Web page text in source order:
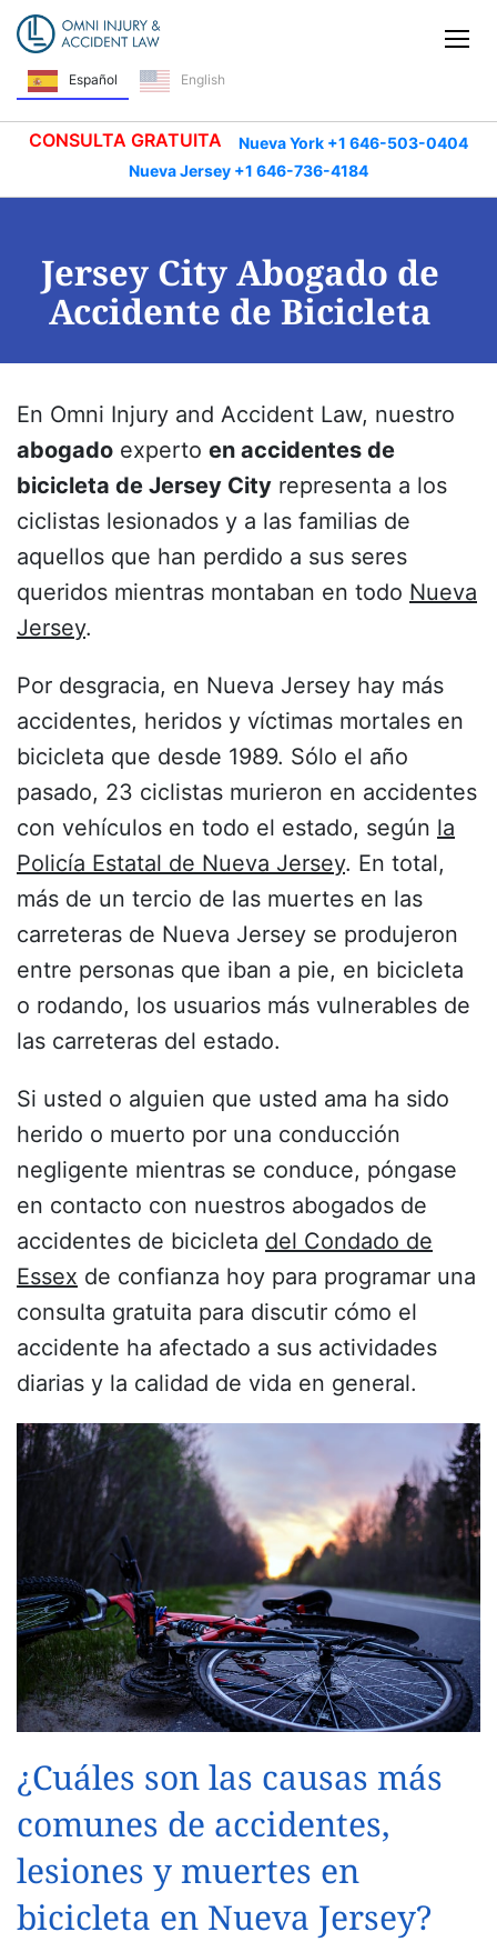
Saltar navegación
Español English
CONSULTA GRATUITA
Nueva York +1 646-503-0404
Nueva Jersey +1 646-736-4184
Jersey City Abogado de
Accidente de Bicicleta
En Omni Injury and Accident Law, nuestro
abogado experto en accidentes de
bicicleta de Jersey City representa a los
ciclistas lesionados y a las familias de
aquellos que han perdido a sus seres
queridos mientras montaban en todo Nueva
Jersey.
Por desgracia, en Nueva Jersey hay más
accidentes, heridos y víctimas mortales en
bicicleta que desde 1989. Sólo el año
pasado, 23 ciclistas murieron en accidentes
con vehículos en todo el estado, según la
Policía Estatal de Nueva Jersey. En total,
más de un tercio de las muertes en las
carreteras de Nueva Jersey se produjeron
entre personas que iban a pie, en bicicleta
o rodando, los usuarios más vulnerables de
las carreteras del estado.
Si usted o alguien que usted ama ha sido
herido o muerto por una conducción
negligente mientras se conduce, póngase
en contacto con nuestros abogados de
accidentes de bicicleta del Condado de
Essex de confianza hoy para programar una
consulta gratuita para discutir cómo el
accidente ha afectado a sus actividades
diarias y la calidad de vida en general.
¿Cuáles son las causas más
comunes de accidentes,
lesiones y muertes en
bicicleta en Nueva Jersey?